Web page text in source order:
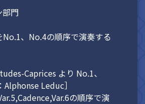
部門
、No.4の順序で演奏する
Caprices より No.1、
Leduc］
の順序で演